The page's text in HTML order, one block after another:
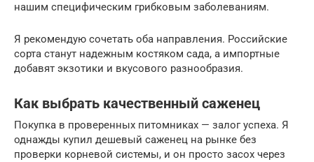
нашим специфическим грибковым заболеваниям.
Я рекомендую сочетать оба направления. Российские
сорта станут надежным костяком сада, а импортные
добавят экзотики и вкусового разнообразия.
Как выбрать качественный саженец
Покупка в проверенных питомниках — залог успеха. Я
однажды купил дешевый саженец на рынке без
проверки корневой системы, и он просто засох через